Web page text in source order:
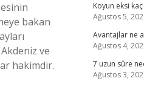
bakan
ve
hakimdir.
Koyun eksi
Ağustos 5,
Avantajlar ne
Ağustos 4,
7 uzun sûre
Ağustos 3,